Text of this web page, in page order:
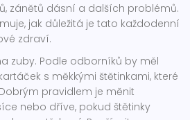
zánětů dásní a dalších problémů.
jak důležitá je tato každodenní
zdraví.
zuby. Podle odborníků by měl
s měkkými štětinkami, které
pravidlem je měnit
nebo dříve, pokud štětinky